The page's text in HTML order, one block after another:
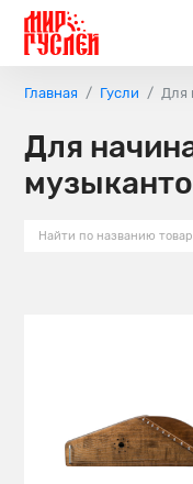
Главная Гусли Для
Для